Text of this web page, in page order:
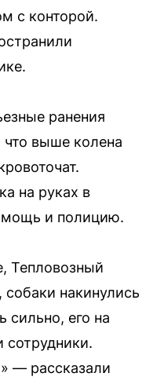
с конторой.
ранения
что выше колена
на руках в
и полицию.
Тепловозный
накинулись
сильно, его на
сотрудники.
— рассказали